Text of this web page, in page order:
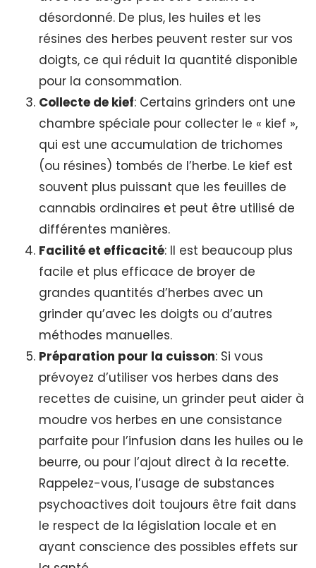
désordonné. De plus, les huiles et les
résines des herbes peuvent rester sur vos
doigts, ce qui réduit la quantité disponible
pour la consommation.
Collecte de kief: Certains grinders ont une
chambre spéciale pour collecter le « kief »,
qui est une accumulation de trichomes
(ou résines) tombés de l’herbe. Le kief est
souvent plus puissant que les feuilles de
cannabis ordinaires et peut être utilisé de
différentes manières.
Facilité et efficacité: Il est beaucoup plus
facile et plus efficace de broyer de
grandes quantités d’herbes avec un
grinder qu’avec les doigts ou d’autres
méthodes manuelles.
Préparation pour la cuisson: Si vous
prévoyez d’utiliser vos herbes dans des
recettes de cuisine, un grinder peut aider à
moudre vos herbes en une consistance
parfaite pour l’infusion dans les huiles ou le
beurre, ou pour l’ajout direct à la recette.
Rappelez-vous, l’usage de substances
psychoactives doit toujours être fait dans
le respect de la législation locale et en
ayant conscience des possibles effets sur